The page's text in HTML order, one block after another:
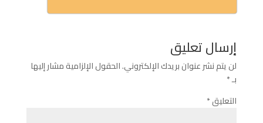
إرسال تعليق
لن يتم نشر عنوان بريدك الإلكتروني.الحقول الإلزامية مشار إليها
بـ*
التعليق*